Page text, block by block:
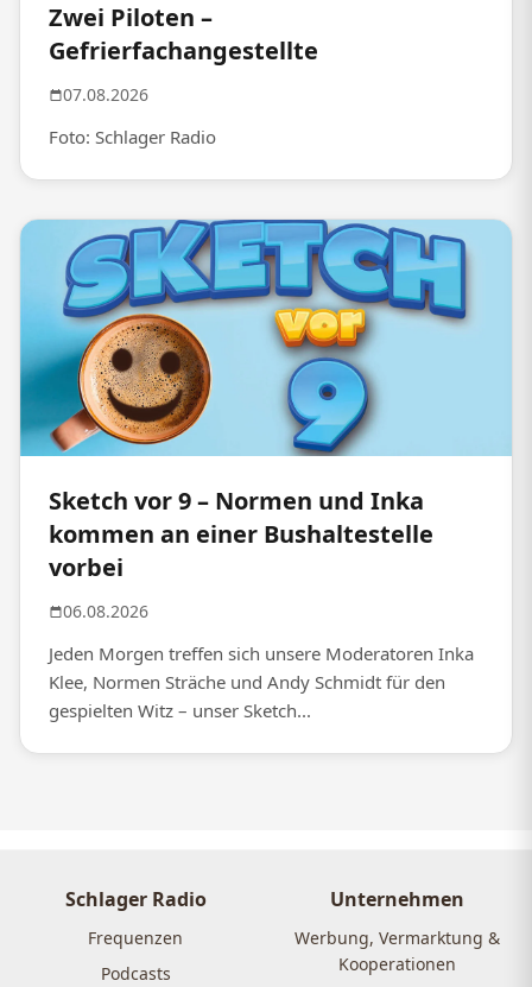
Zwei Piloten –
Gefrierfachangestellte
07.08.2026
Foto: Schlager Radio
Sketch vor 9 – Normen und Inka
kommen an einer Bushaltestelle
vorbei
06.08.2026
Jeden Morgen treffen sich unsere Moderatoren Inka
Klee, Normen Sträche und Andy Schmidt für den
gespielten Witz – unser Sketch...
Schlager Radio
Frequenzen
Podcasts
Unternehmen
Werbung, Vermarktung &
Kooperationen